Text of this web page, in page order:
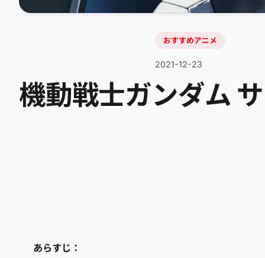
おすすめアニメ
2021-12-23
機動戦士ガンダム
あらすじ：